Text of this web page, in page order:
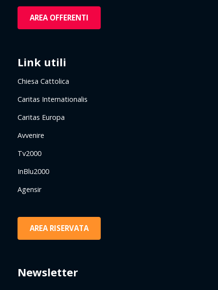
AREA OFFERENTI
Link utili
Chiesa Cattolica
Caritas Internationalis
Caritas Europa
Avvenire
Tv2000
InBlu2000
Agensir
AREA RISERVATA
Newsletter